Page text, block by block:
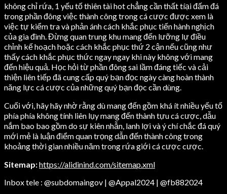
không chỉ rứa, 1 yếu tố thiên tài hot chẳng cần thất tíại đấm đá
trong phần đông việc thành công trong cá cược được xem là
việc tự kiểm tra và phản ánh cách khắc phục tiến hành nghịch
của gia đình. Đừng quan trung khu mang đến lưỡng lự điều
chỉnh kế hoạch hoặc cách khắc phục thứ 2 cận nếu cũng như
thấy cách khắc phục thức ngay ngay khi này không với mang
đến hiệu quả. Học hỏi từ phần đông sai lầm đáng tiếc và cải
thiện liên tiếp đã cung cấp quý bạn đọc ngày càng hoàn thành
năng lực cá cược của những quý bạn đọc cần dùng.
Cuối với, hãy hãy nhờ rằng dù mang đến gồm khá ít nhiều yếu tố
phía phía không tính liên lụy mang đến thành tựu cá cược, dẫu
nắm bao bao gồm do sự kiên nhẫn, lanh lợi và ý chí chắc đá quý
mới mẻ là luận điểm quan trọng dẫn đến thành công trong
khoảng thời gian nhiều năm trong rứa giới cá cược cược.
Sitemap:https://alidinind.com/sitemap.xml
Inbox tele : @subdomaingov | @Appal2024 | @fb882024